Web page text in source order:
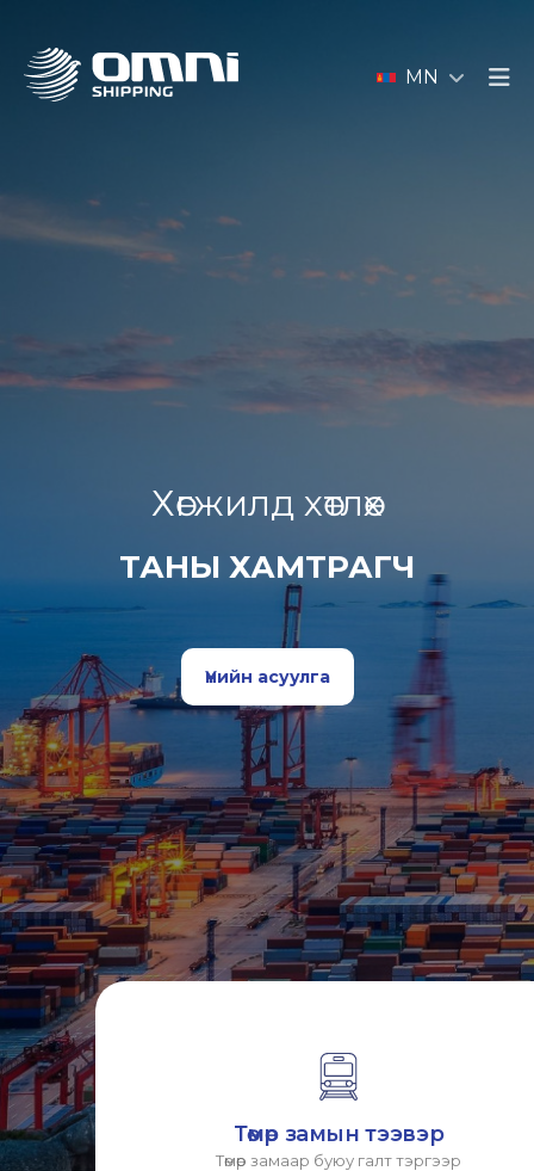
MN
Хөгжилд хөтлөх
ТАНЫ ХАМТРАГЧ
Үнийн асуулга
Төмөр замын тээвэр
Төмөр замаар буюу галт тэргээр